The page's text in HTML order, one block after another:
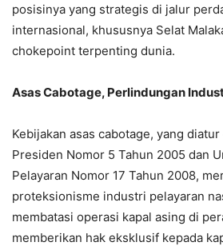
posisinya yang strategis di jalur
internasional, khususnya Selat
chokepoint terpenting dunia.
Asas Cabotage, Perlindungan
Kebijakan asas cabotage, yang
Presiden Nomor 5 Tahun 2005 dan
Pelayaran Nomor 17 Tahun 2008,
proteksionisme industri pelayaran
membatasi operasi kapal asing di
memberikan hak eksklusif kepada